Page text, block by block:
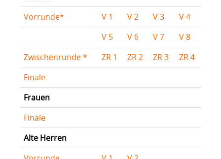
Vorrunde*
V 1 V 2 V 3
V 4
V 5
V 6 V 7
V 8
Zwischenrunde *
ZR 1 ZR 2 ZR 3
ZR 4
Finale
Frauen
Finale
Alte Herren